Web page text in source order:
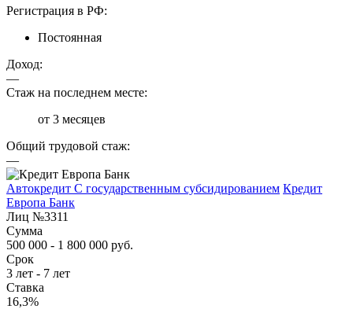
Регистрация в РФ:
Постоянная
Доход:
—
Стаж на последнем месте:
от 3 месяцев
Общий трудовой стаж:
—
Автокредит С государственным субсидированием Кредит
Европа Банк
Лиц №3311
Сумма
500 000 - 1 800 000 руб.
Срок
3 лет - 7 лет
Ставка
16,3%